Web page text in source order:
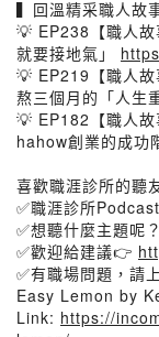
▍回溫精采職人故
💡 EP238【職人
就要接地氣」
💡 EP219【職人
熬三個月的「人生
💡 EP182【職人
hahow創業的成功
喜歡職涯診所的聽
✅職涯診所
✅想聽什麼主題呢
✅歡迎給建議👉
✅有職場問題，請
Easy Lemon by
Link: https://